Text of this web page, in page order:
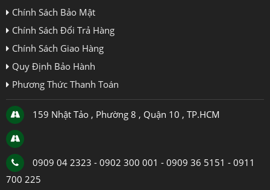
Chính Sách Bảo Mật
Chính Sách Đổi Trả Hàng
Chính Sách Giao Hàng
Quy Định Bảo Hành
Phương Thức Thanh Toán
159 Nhật Tảo , Phường 8 , Quận 10 , TP.HCM
0909 04 2323 - 0902 300 001 - 0909 36 5151 - 0911
700 225